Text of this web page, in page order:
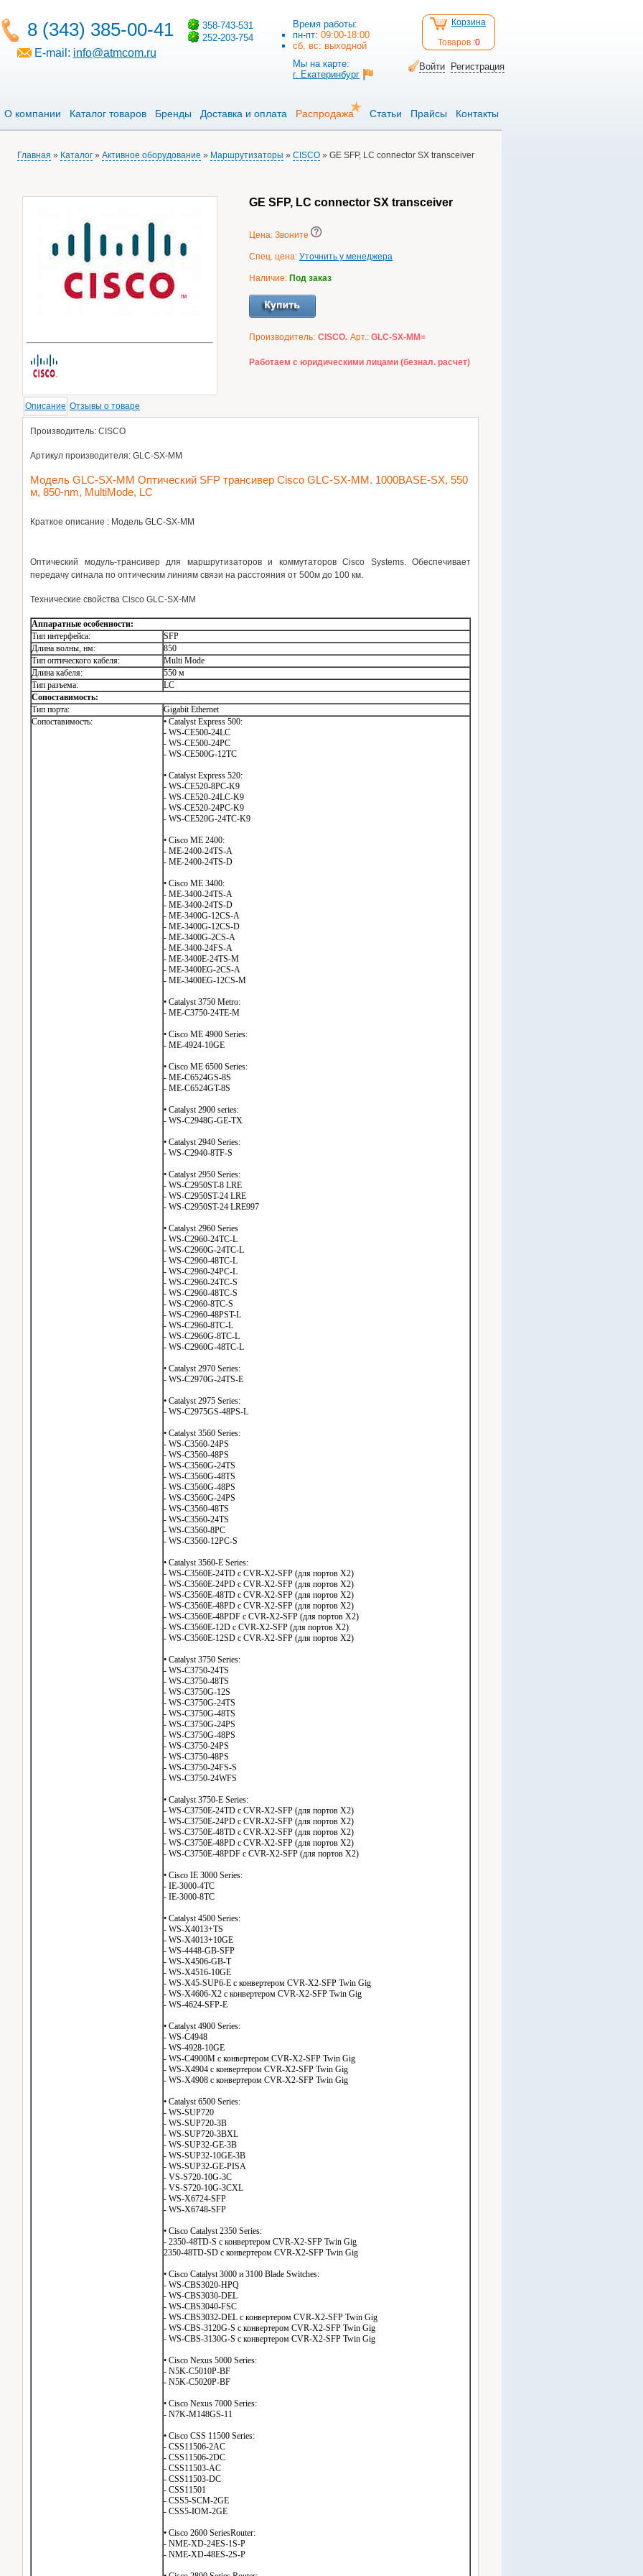
8 (343) 385-00-41
E-mail: info@atmcom.ru
358-743-531
252-203-754
Время работы:
пн-пт: 09:00-18:00
сб, вс: выходной
Мы на карте:
г. Екатеринбург
Корзина
Товаров :0
Войти Регистрация
О компании Каталог товаров Бренды Доставка и оплата Распродажа Статьи Прайсы Контакты
Главная » Каталог » Активное оборудование » Маршрутизаторы » CISCO » GE SFP, LC connector SX transceiver
GE SFP, LC connector SX transceiver
Цена: Звоните
Спец. цена: Уточнить у менеджера
Наличие: Под заказ
Производитель: CISCO. Арт.: GLC-SX-MM=
Работаем с юридическими лицами (безнал. расчет)
Описание Отзывы о товаре
Производитель: CISCO
Артикул производителя: GLC-SX-MM
Модель GLC-SX-MM Оптический SFP трансивер Cisco GLC-SX-MM. 1000BASE-SX, 550
м, 850-nm, MultiMode, LC
Краткое описание : Модель GLC-SX-MM
Оптический модуль-трансивер для маршрутизаторов и коммутаторов Cisco Systems. Обеспечивает
передачу сигнала по оптическим линиям связи на расстояния от 500м до 100 км.
Технические свойства Cisco GLC-SX-MM
Аппаратные особенности:
Тип интерфейса:
SFP
Длина волны, нм:
850
Тип оптического кабеля:
Multi Mode
Длина кабеля:
550 м
Тип разъема:
LC
Сопоставимость:
Тип порта:
Gigabit Ethernet
Сопоставимость:
• Catalyst Express 500:
- WS-CE500-24LC
- WS-CE500-24PC
- WS-CE500G-12TC
• Catalyst Express 520:
- WS-CE520-8PC-K9
- WS-CE520-24LC-K9
- WS-CE520-24PC-K9
- WS-CE520G-24TC-K9
• Cisco ME 2400:
- ME-2400-24TS-A
- ME-2400-24TS-D
• Cisco ME 3400:
- ME-3400-24TS-A
- ME-3400-24TS-D
- ME-3400G-12CS-A
- ME-3400G-12CS-D
- ME-3400G-2CS-A
- ME-3400-24FS-A
- ME-3400E-24TS-M
- ME-3400EG-2CS-A
- ME-3400EG-12CS-M
• Catalyst 3750 Metro:
- ME-C3750-24TE-M
• Cisco ME 4900 Series:
- ME-4924-10GE
• Cisco ME 6500 Series:
- ME-C6524GS-8S
- ME-C6524GT-8S
• Catalyst 2900 series:
- WS-C2948G-GE-TX
• Catalyst 2940 Series:
- WS-C2940-8TF-S
• Catalyst 2950 Series:
- WS-C2950ST-8 LRE
- WS-C2950ST-24 LRE
- WS-C2950ST-24 LRE997
• Catalyst 2960 Series
- WS-C2960-24TC-L
- WS-C2960G-24TC-L
- WS-C2960-48TC-L
- WS-C2960-24PC-L
- WS-C2960-24TC-S
- WS-C2960-48TC-S
- WS-C2960-8TC-S
- WS-C2960-48PST-L
- WS-C2960-8TC-L
- WS-C2960G-8TC-L
- WS-C2960G-48TC-L
• Catalyst 2970 Series:
- WS-C2970G-24TS-E
• Catalyst 2975 Series:
- WS-C2975GS-48PS-L
• Catalyst 3560 Series:
- WS-C3560-24PS
- WS-C3560-48PS
- WS-C3560G-24TS
- WS-C3560G-48TS
- WS-C3560G-48PS
- WS-C3560G-24PS
- WS-C3560-48TS
- WS-C3560-24TS
- WS-C3560-8PC
- WS-C3560-12PC-S
• Catalyst 3560-E Series:
- WS-C3560E-24TD с CVR-X2-SFP (для портов X2)
- WS-C3560E-24PD с CVR-X2-SFP (для портов X2)
- WS-C3560E-48TD с CVR-X2-SFP (для портов X2)
- WS-C3560E-48PD с CVR-X2-SFP (для портов X2)
- WS-C3560E-48PDF с CVR-X2-SFP (для портов X2)
- WS-C3560E-12D с CVR-X2-SFP (для портов X2)
- WS-C3560E-12SD с CVR-X2-SFP (для портов X2)
• Catalyst 3750 Series:
- WS-C3750-24TS
- WS-C3750-48TS
- WS-C3750G-12S
- WS-C3750G-24TS
- WS-C3750G-48TS
- WS-C3750G-24PS
- WS-C3750G-48PS
- WS-C3750-24PS
- WS-C3750-48PS
- WS-C3750-24FS-S
- WS-C3750-24WFS
• Catalyst 3750-E Series:
- WS-C3750E-24TD с CVR-X2-SFP (для портов X2)
- WS-C3750E-24PD с CVR-X2-SFP (для портов X2)
- WS-C3750E-48TD с CVR-X2-SFP (для портов X2)
- WS-C3750E-48PD с CVR-X2-SFP (для портов X2)
- WS-C3750E-48PDF с CVR-X2-SFP (для портов X2)
• Cisco IE 3000 Series:
- IE-3000-4TC
- IE-3000-8TC
• Catalyst 4500 Series:
- WS-X4013+TS
- WS-X4013+10GE
- WS-4448-GB-SFP
- WS-X4506-GB-T
- WS-X4516-10GE
- WS-X45-SUP6-E с конвертером CVR-X2-SFP Twin Gig
- WS-X4606-X2 с конвертером CVR-X2-SFP Twin Gig
- WS-4624-SFP-E
• Catalyst 4900 Series:
- WS-C4948
- WS-4928-10GE
- WS-C4900M с конвертером CVR-X2-SFP Twin Gig
- WS-X4904 с конвертером CVR-X2-SFP Twin Gig
- WS-X4908 с конвертером CVR-X2-SFP Twin Gig
• Catalyst 6500 Series:
- WS-SUP720
- WS-SUP720-3B
- WS-SUP720-3BXL
- WS-SUP32-GE-3B
- WS-SUP32-10GE-3B
- WS-SUP32-GE-PISA
- VS-S720-10G-3C
- VS-S720-10G-3CXL
- WS-X6724-SFP
- WS-X6748-SFP
• Cisco Catalyst 2350 Series:
- 2350-48TD-S с конвертером CVR-X2-SFP Twin Gig
2350-48TD-SD с конвертером CVR-X2-SFP Twin Gig
• Cisco Catalyst 3000 и 3100 Blade Switches:
- WS-CBS3020-HPQ
- WS-CBS3030-DEL
- WS-CBS3040-FSC
- WS-CBS3032-DEL с конвертером CVR-X2-SFP Twin Gig
- WS-CBS-3120G-S с конвертером CVR-X2-SFP Twin Gig
- WS-CBS-3130G-S с конвертером CVR-X2-SFP Twin Gig
• Cisco Nexus 5000 Series:
- N5K-C5010P-BF
- N5K-C5020P-BF
• Cisco Nexus 7000 Series:
- N7K-M148GS-11
• Cisco CSS 11500 Series:
- CSS11506-2AC
- CSS11506-2DC
- CSS11503-AC
- CSS11503-DC
- CSS11501
- CSS5-SCM-2GE
- CSS5-IOM-2GE
• Cisco 2600 SeriesRouter:
- NME-XD-24ES-1S-P
- NME-XD-48ES-2S-P